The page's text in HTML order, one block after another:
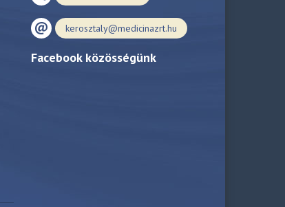
kerosztaly@medicinazrt.hu
Facebook közösségünk